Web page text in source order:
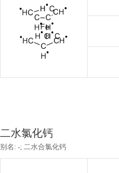
二水氯化钙
别名: -; 二水合氯化钙